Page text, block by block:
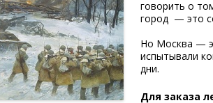
говорить о
город — это
Но Москва —
испытывали
дни.
Для заказа